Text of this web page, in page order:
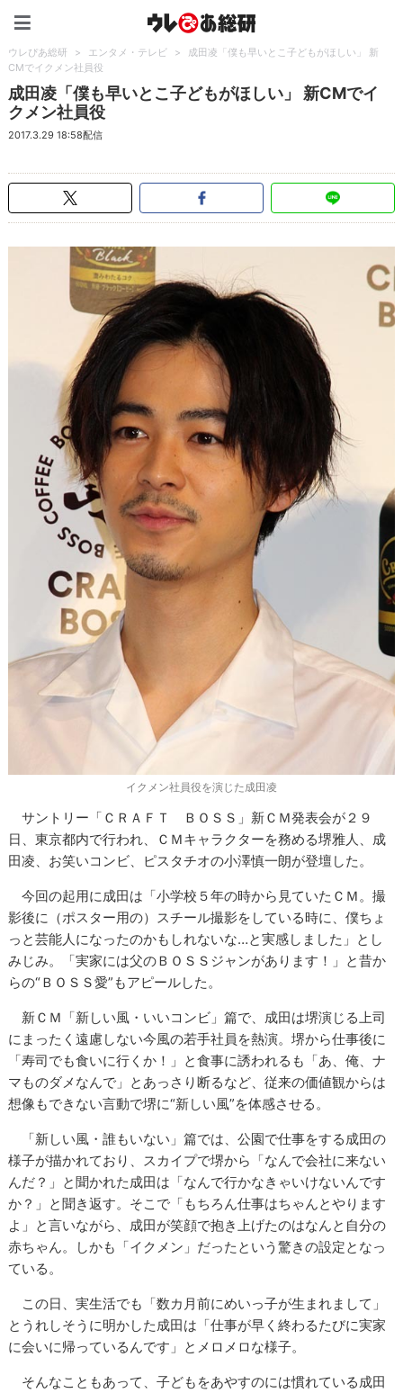
ウレぴあ総研 > エンタメ・テレビ >
成田凌「僕も早いとこ子どもがほしい」 新
CMでイクメン社員役
成田凌「僕も早いとこ子どもがほしい」 新CMでイ
クメン社員役
2017.3.29 18:58配信
イクメン社員役を演じた成田凌
サントリー「ＣＲＡＦＴ ＢＯＳＳ」新ＣＭ発表会が２９
日、東京都内で行われ、ＣＭキャラクターを務める堺雅人、成
田凌、お笑いコンビ、ピスタチオの小澤慎一朗が登壇した。
今回の起用に成田は「小学校５年の時から見ていたＣＭ。撮
影後に（ポスター用の）スチール撮影をしている時に、僕ちょ
っと芸能人になったのかもしれないな…と実感しました」とし
みじみ。「実家には父のＢＯＳＳジャンがあります！」と昔か
らの“ＢＯＳＳ愛”もアピールした。
新ＣＭ「新しい風・いいコンビ」篇で、成田は堺演じる上司
にまったく遠慮しない今風の若手社員を熱演。堺から仕事後に
「寿司でも食いに行くか！」と食事に誘われるも「あ、俺、ナ
マものダメなんで」とあっさり断るなど、従来の価値観からは
想像もできない言動で堺に“新しい風”を体感させる。
「新しい風・誰もいない」篇では、公園で仕事をする成田の
様子が描かれており、スカイプで堺から「なんで会社に来ない
んだ？」と聞かれた成田は「なんで行かなきゃいけないんです
か？」と聞き返す。そこで「もちろん仕事はちゃんとやります
よ」と言いながら、成田が笑顔で抱き上げたのはなんと自分の
赤ちゃん。しかも「イクメン」だったという驚きの設定となっ
ている。
この日、実生活でも「数カ月前にめいっ子が生まれまして」
とうれしそうに明かした成田は「仕事が早く終わるたびに実家
に会いに帰っているんです」とメロメロな様子。
そんなこともあって、子どもをあやすのには慣れている成田